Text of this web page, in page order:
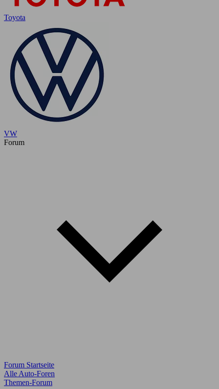
Toyota
VW
Forum
Forum Startseite
Alle Auto-Foren
Themen-Forum